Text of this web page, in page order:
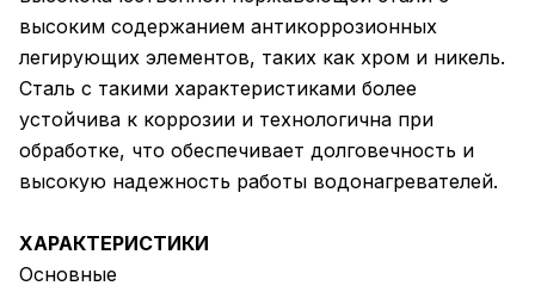
высоким содержанием антикоррозионных
легирующих элементов, таких как хром и никель.
Сталь с такими характеристиками более
устойчива к коррозии и технологична при
обработке, что обеспечивает долговечность и
высокую надежность работы водонагревателей.
ХАРАКТЕРИСТИКИ
Основные